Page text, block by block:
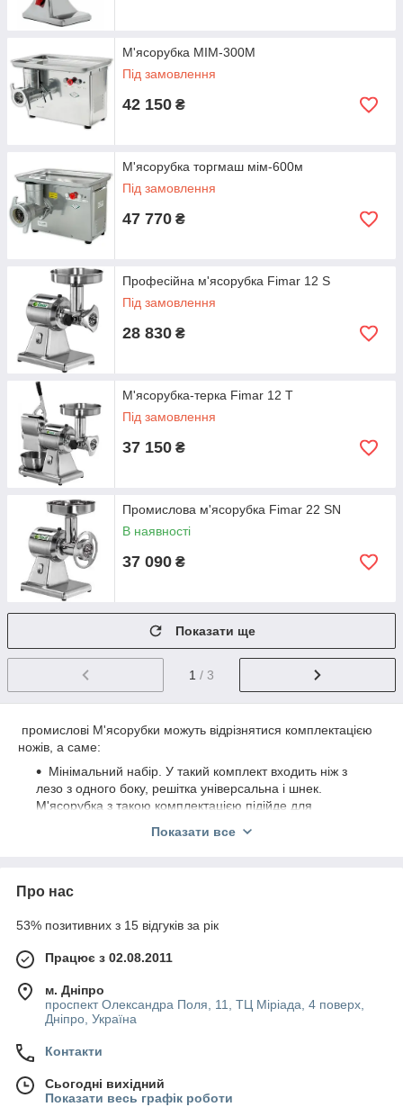
М'ясорубка МІМ-300М
Під замовлення
42 150 ₴
М'ясорубка торгмаш мім-600м
Під замовлення
47 770 ₴
Професійна м'ясорубка Fimar 12 S
Під замовлення
28 830 ₴
М'ясорубка-терка Fimar 12 T
Під замовлення
37 150 ₴
Промислова м'ясорубка Fimar 22 SN
В наявності
37 090 ₴
Показати ще
1 / 3
промислові М'ясорубки можуть відрізнятися комплектацією
ножів, а саме:
Мінімальний набір. У такий комплект входить ніж з
лезо з одного боку, решітка універсальна і шнек.
М'ясорубка з такою комплектацією підійде для
підходить закладів, де є потреба у виробництві м'ясної
комбінати, м'ясні павільйони ринків, виробничі столові і
становить до 600 кг на годину.
Середній набір (полуунгер). Ця комплектація
передбачає таку ж саму начинку, як і повний унгер, крім
дрібної і крупної решіток. Такі м'ясорубки є ідеальним
Вони мають продуктивність 300 кг на годину.
Рекомендації по вибору професійних м'ясорубок.
Показати все
Про нас
53% позитивних з 15 відгуків за рік
Працює з 02.08.2011
м. Дніпро
проспект Олександра Поля, 11, ТЦ Міріада, 4 поверх,
Дніпро, Україна
Контакти
Сьогодні вихідний
Показати весь графік роботи